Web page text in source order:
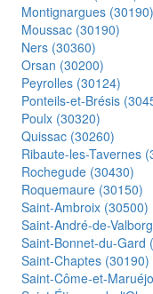
Montignargues (30190)
Moussac (30190)
Ners (30360)
Orsan (30200)
Peyrolles (30124)
Ponteils-et-Brésis
Poulx (30320)
Quissac (30260)
Ribaute-les-Tavernes
Rochegude (30430)
Roquemaure (30150)
Saint-Ambroix (30500)
Saint-André-de-
Saint-Bonnet-du-Gard
Saint-Chaptes (30190)
Saint-Côme-et-